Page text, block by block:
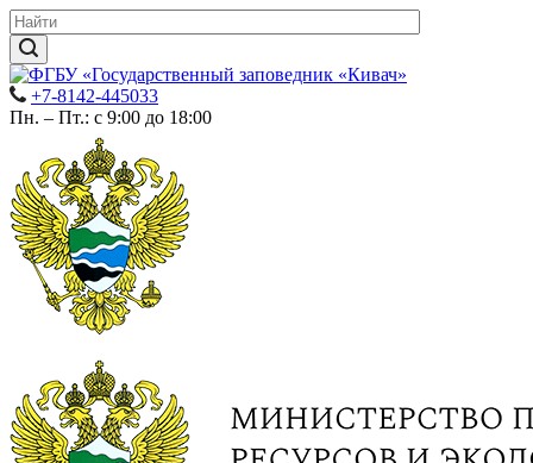
+7-8142-445033
Пн. – Пт.: с 9:00 до 18:00